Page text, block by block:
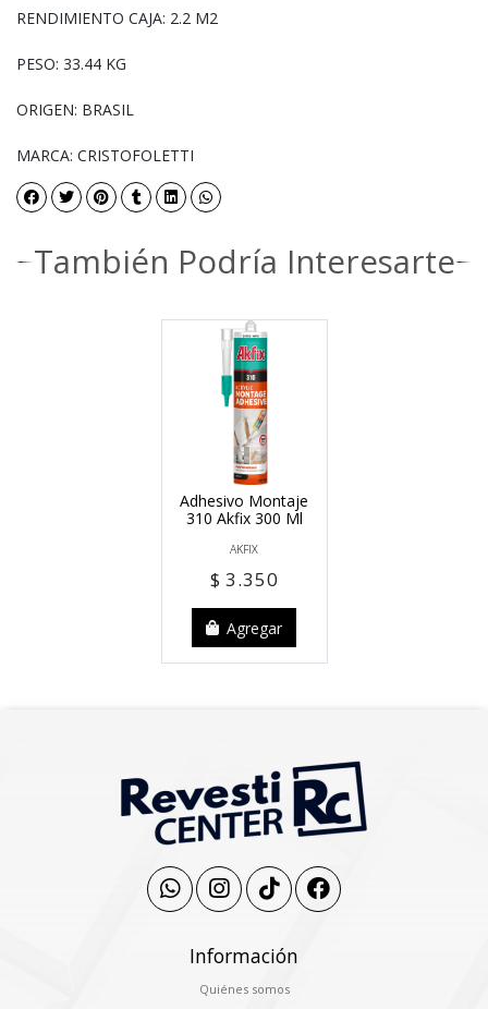
RENDIMIENTO CAJA: 2.2 M2
PESO: 33.44 KG
ORIGEN: BRASIL
MARCA: CRISTOFOLETTI
También Podría Interesarte
Adhesivo Montaje
310 Akfix 300 Ml
AKFIX
$ 3.350
Agregar
Información
Quiénes somos